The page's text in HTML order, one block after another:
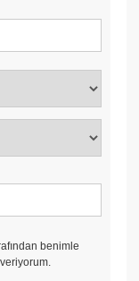
benimle